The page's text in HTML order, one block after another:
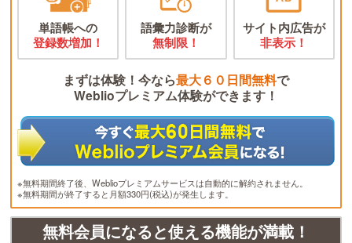
単語帳への
登録数増加！
語彙力診断が
無制限！
サイト内広告が
非表示！
まずは体験！今なら最大６０日間無料で
Weblioプレミアム体験ができます！
※無料期間終了後、Weblioプレミアムサービスは自動的に解約されません。
※無料期間が終了すると月額330円(税込)が発生します。
無料会員になると使える機能が満載！